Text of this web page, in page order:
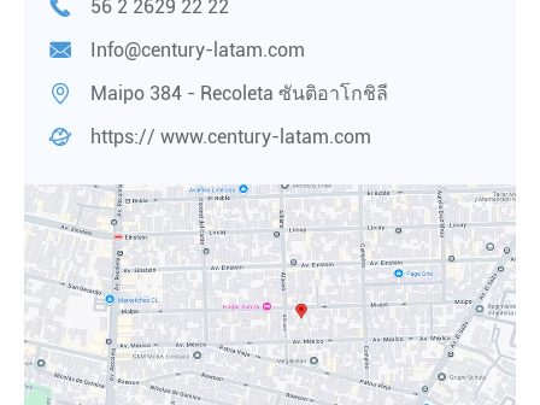
 56 2 2629 22 22
 Info@century-latam.com
 Maipo 384 - Recoleta ซันติอาโกชิลี
 https:// www.century-latam.com